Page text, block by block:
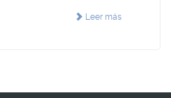
Leer más